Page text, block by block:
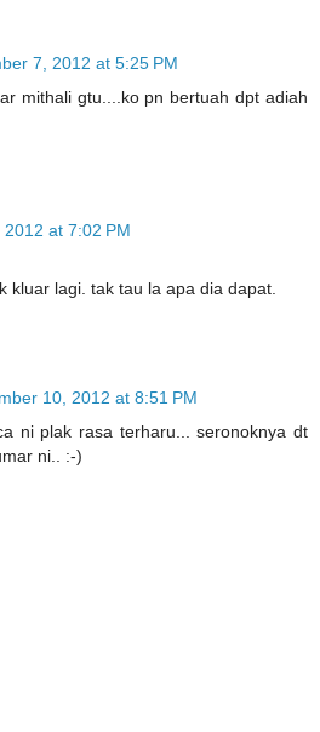
7, 2012 at 5:25 PM
mithali gtu....ko pn bertuah dpt adiah
at 7:02 PM
kluar lagi. tak tau la apa dia dapat.
10, 2012 at 8:51 PM
ni plak rasa terharu... seronoknya dt
ni.. :-)